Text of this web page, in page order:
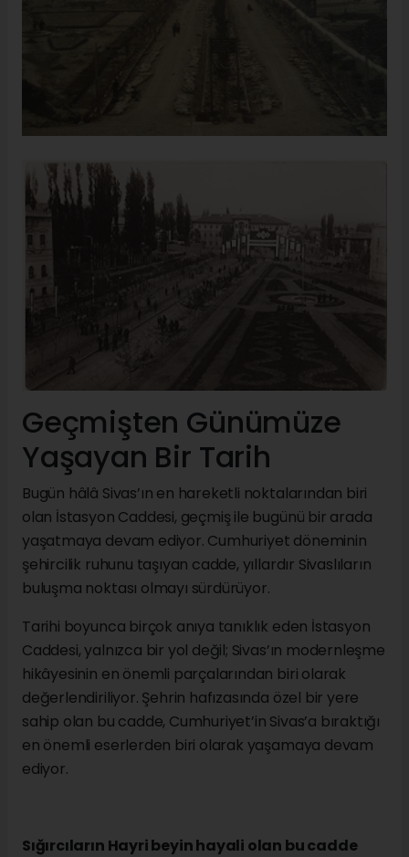
Geçmişten Günümüze
Yaşayan Bir Tarih
Bugün hâlâ Sivas’ın en hareketli noktalarından biri
olan İstasyon Caddesi, geçmiş ile bugünü bir arada
yaşatmaya devam ediyor. Cumhuriyet döneminin
şehircilik ruhunu taşıyan cadde, yıllardır Sivaslıların
buluşma noktası olmayı sürdürüyor.
Tarihi boyunca birçok anıya tanıklık eden İstasyon
Caddesi, yalnızca bir yol değil; Sivas’ın modernleşme
hikâyesinin en önemli parçalarından biri olarak
değerlendiriliyor. Şehrin hafızasında özel bir yere
sahip olan bu cadde, Cumhuriyet’in Sivas’a bıraktığı
en önemli eserlerden biri olarak yaşamaya devam
ediyor.
Sığırcıların Hayri beyin hayali olan bu cadde